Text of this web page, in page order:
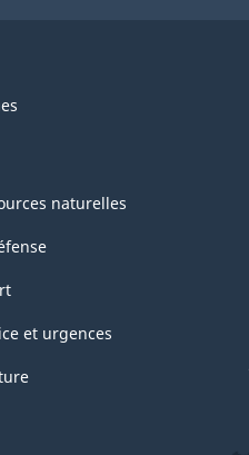
naturelles
et urgences